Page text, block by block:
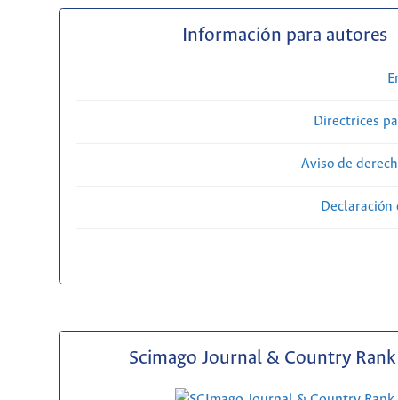
Información para autores
Directrices
Aviso de
Scimago Journal & Country Rank